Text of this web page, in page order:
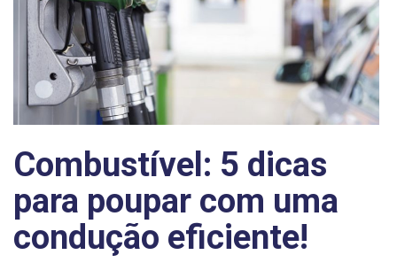
Combustível: 5 dicas
para poupar com uma
condução eficiente!